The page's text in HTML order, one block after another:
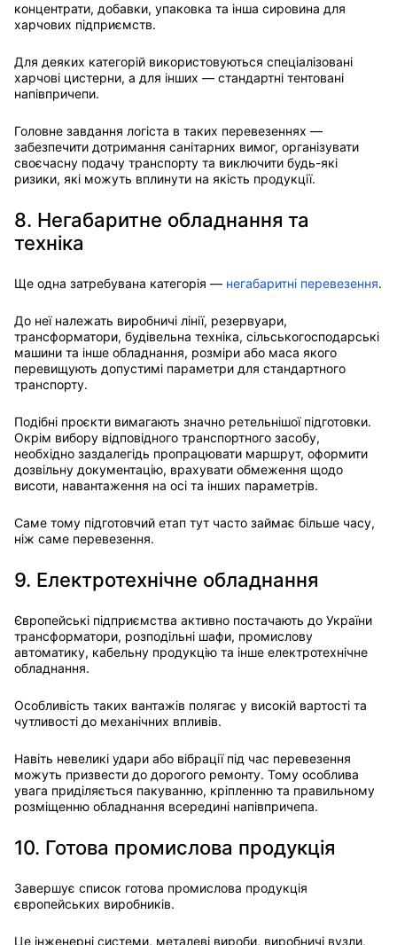
концентрати, добавки, упаковка та інша сировина для
харчових підприємств.
Для деяких категорій використовуються спеціалізовані
харчові цистерни, а для інших — стандартні тентовані
напівпричепи.
Головне завдання логіста в таких перевезеннях —
забезпечити дотримання санітарних вимог, організувати
своєчасну подачу транспорту та виключити будь-які
ризики, які можуть вплинути на якість продукції.
8. Негабаритне обладнання та
техніка
Ще одна затребувана категорія — негабаритні перевезення.
До неї належать виробничі лінії, резервуари,
трансформатори, будівельна техніка, сільськогосподарські
машини та інше обладнання, розміри або маса якого
перевищують допустимі параметри для стандартного
транспорту.
Подібні проєкти вимагають значно ретельнішої підготовки.
Окрім вибору відповідного транспортного засобу,
необхідно заздалегідь пропрацювати маршрут, оформити
дозвільну документацію, врахувати обмеження щодо
висоти, навантаження на осі та інших параметрів.
Саме тому підготовчий етап тут часто займає більше часу,
ніж саме перевезення.
9. Електротехнічне обладнання
Європейські підприємства активно постачають до України
трансформатори, розподільні шафи, промислову
автоматику, кабельну продукцію та інше електротехнічне
обладнання.
Особливість таких вантажів полягає у високій вартості та
чутливості до механічних впливів.
Навіть невеликі удари або вібрації під час перевезення
можуть призвести до дорогого ремонту. Тому особлива
увага приділяється пакуванню, кріпленню та правильному
розміщенню обладнання всередині напівпричепа.
10. Готова промислова продукція
Завершує список готова промислова продукція
європейських виробників.
Це інженерні системи, металеві вироби, виробничі вузли,